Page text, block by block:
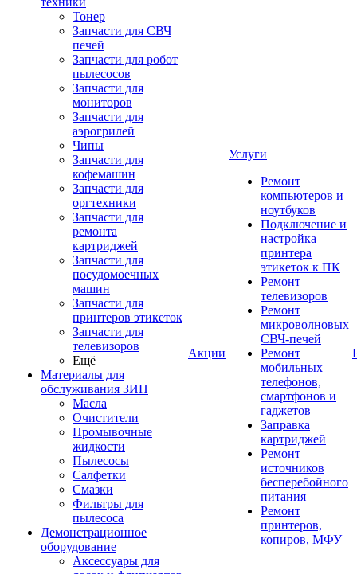
Тонер
Запчасти для СВЧ
печей
Запчасти для робот
пылесосов
Запчасти для
мониторов
Запчасти для
аэрогрилей
Чипы
Запчасти для
кофемашин
Запчасти для
оргтехники
Запчасти для
ремонта
картриджей
Запчасти для
посудомоечных
машин
Запчасти для
принтеров этикеток
Запчасти для
телевизоров
Ещё
Материалы для
обслуживания ЗИП
Масла
Очистители
Промывочные
жидкости
Пылесосы
Салфетки
Смазки
Фильтры для
пылесоса
Демонстрационное
оборудование
Аксессуары для
Акции
Услуги
Ремонт
компьютеров и
ноутбуков
Подключение и
настройка
принтера
этикеток к ПК
Ремонт
телевизоров
Ремонт
микроволновых
СВЧ-печей
Ремонт
мобильных
телефонов,
смартфонов и
гаджетов
Заправка
картриджей
Ремонт
источников
бесперебойного
питания
Ремонт
принтеров,
копиров, МФУ